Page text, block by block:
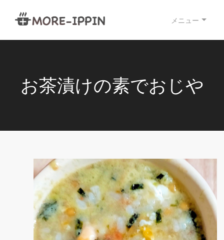
メニュー
お茶漬けの素でおじや